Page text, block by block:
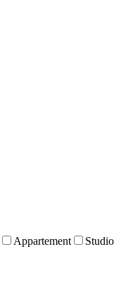
Appartement Studio